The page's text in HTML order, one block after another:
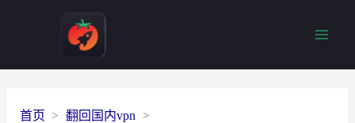
首页
翻回国内vpn